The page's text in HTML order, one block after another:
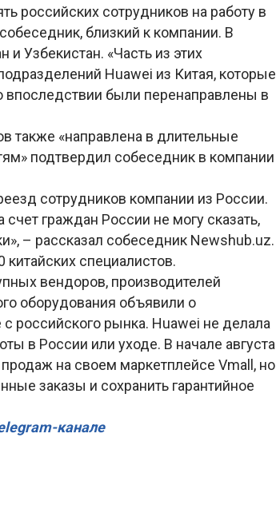
российских сотрудников на работу в
близкий к компании. В
и Узбекистан. «Часть из этих
Huawei из Китая, которые
впоследствии были перенаправлены в
также «направлена в длительные
подтвердил собеседник в компании
сотрудников компании из России.
счет граждан России не могу сказать,
– рассказал собеседник Newshub.uz.
специалистов.
вендоров, производителей
оборудования объявили о
российского рынка. Huawei не делала
в России или уходе. В начале августа
на своем маркетплейсе Vmall, но
заказы и сохранить гарантийное
канале